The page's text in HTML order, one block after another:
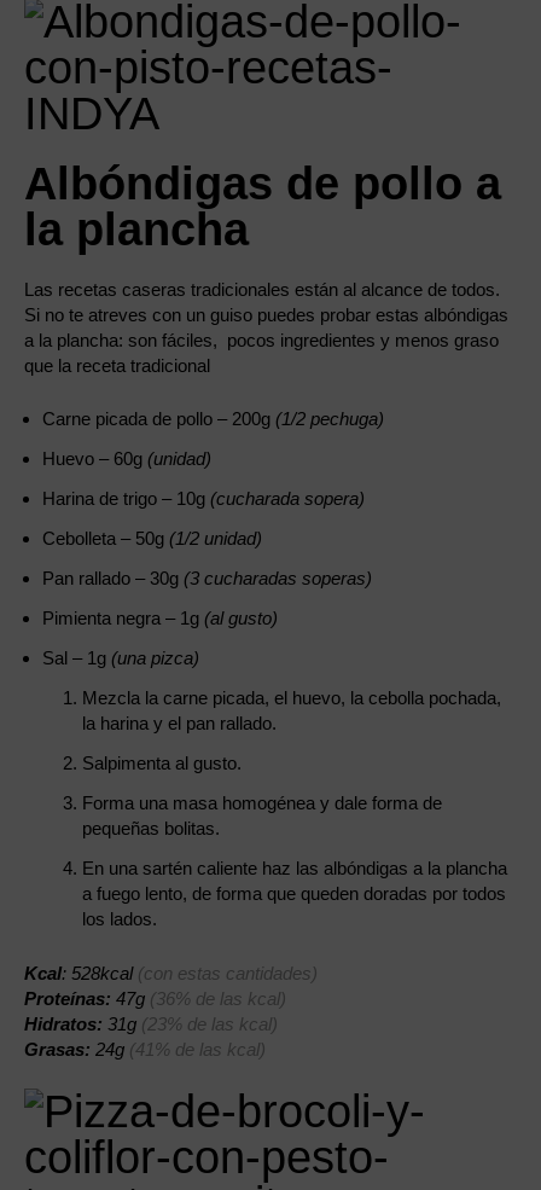
Albóndigas de pollo a
la plancha
Las recetas caseras tradicionales están al alcance de todos.
Si no te atreves con un guiso puedes probar estas albóndigas
a la plancha: son fáciles, pocos ingredientes y menos graso
que la receta tradicional
Carne picada de pollo – 200g (1/2 pechuga)
Huevo – 60g (unidad)
Harina de trigo – 10g (cucharada sopera)
Cebolleta – 50g (1/2 unidad)
Pan rallado – 30g (3 cucharadas soperas)
Pimienta negra – 1g (al gusto)
Sal – 1g (una pizca)
Mezcla la carne picada, el huevo, la cebolla pochada,
la harina y el pan rallado.
Salpimenta al gusto.
Forma una masa homogénea y dale forma de
pequeñas bolitas.
En una sartén caliente haz las albóndigas a la plancha
a fuego lento, de forma que queden doradas por todos
los lados.
Kcal: 528kcal (con estas cantidades)
Proteínas: 47g (36% de las kcal)
Hidratos: 31g (23% de las kcal)
Grasas: 24g (41% de las kcal)